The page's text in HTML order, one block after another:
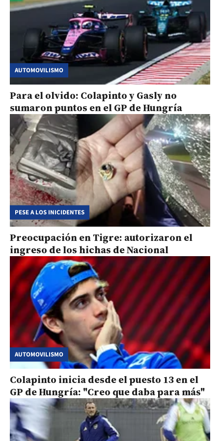
AUTOMOVILISMO
Para el olvido: Colapinto y Gasly no
sumaron puntos en el GP de Hungría
PESE A LOS INICIDENTES
Preocupación en Tigre: autorizaron el
ingreso de los hichas de Nacional
AUTOMOVILISMO
Colapinto inicia desde el puesto 13 en el
GP de Hungría: "Creo que daba para más"